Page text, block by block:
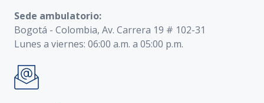
Sede ambulatorio:
Bogotá - Colombia, Av. Carrera 19 # 102-31
Lunes a viernes: 06:00 a.m. a 05:00 p.m.